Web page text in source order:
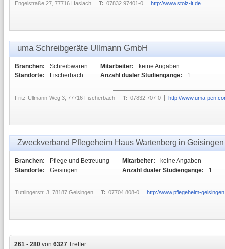
Engelstraße 27, 77716 Haslach T: 07832 97401-0 http://www.stolz-it.de
uma Schreibgeräte Ullmann GmbH
Branchen:
Schreibwaren
Standorte:
Fischerbach
Mitarbeiter:
keine Angaben
Anzahl dualer Studiengänge:
1
Fritz-Ullmann-Weg 3, 77716 Fischerbach T: 07832 707-0 http://www.uma-
Zweckverband Pflegeheim Haus Wartenberg in Geisingen
Branchen:
Pflege und Betreuung
Standorte:
Geisingen
Mitarbeiter:
keine Angaben
Anzahl dualer Studiengänge:
1
Tuttlingerstr. 3, 78187 Geisingen T: 07704 808-0 http://www.pflegeheim-
261 - 280 von 6327 Treffer